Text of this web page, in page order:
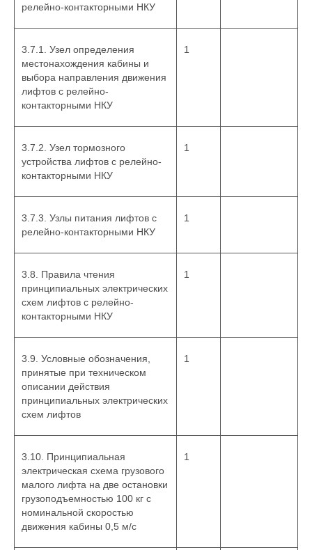
релейно-контакторными НКУ
3.7.1. Узел определения
местонахождения кабины и
выбора направления движения
лифтов с релейно-
контакторными НКУ
1
3.7.2. Узел тормозного
устройства лифтов с релейно-
контакторными НКУ
1
3.7.3. Узлы питания лифтов с
релейно-контакторными НКУ
1
3.8. Правила чтения
принципиальных электрических
схем лифтов с релейно-
контакторными НКУ
1
3.9. Условные обозначения,
принятые при техническом
описании действия
принципиальных электрических
схем лифтов
1
3.10. Принципиальная
электрическая схема грузового
малого лифта на две остановки
грузоподъемностью 100 кг с
номинальной скоростью
движения кабины 0,5 м/с
1